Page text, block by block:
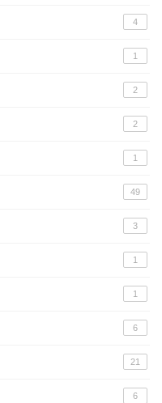
4
1
2
2
1
49
3
1
1
6
21
6